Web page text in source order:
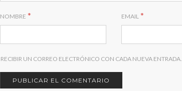
NOMBRE * EMAIL *
RECIBIR UN CORREO ELECTRÓNICO CON CADA NUEVA ENTRADA.